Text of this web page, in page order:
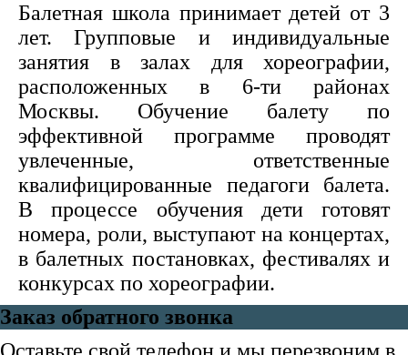
Балетная школа принимает детей от 3
лет. Групповые и индивидуальные
занятия в залах для хореографии,
расположенных в 6-ти районах
Москвы. Обучение балету по
эффективной программе проводят
увлеченные, ответственные
квалифицированные педагоги балета.
В процессе обучения дети готовят
номера, роли, выступают на концертах,
в балетных постановках, фестивалях и
конкурсах по хореографии.
Заказ обратного звонка